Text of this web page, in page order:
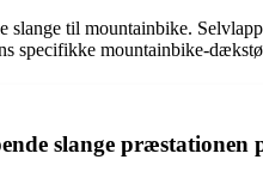
slange til mountainbike.
specifikke mountainbike-
slange præstationen